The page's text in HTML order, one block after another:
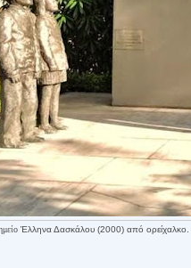
Έλληνα Δασκάλου (2000) από ορείχαλκο.